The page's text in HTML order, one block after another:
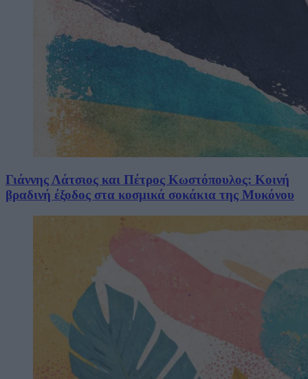
Γιάννης Λάτσιος και Πέτρος Κωστόπουλος: Κοινή
βραδινή έξοδος στα κοσμικά σοκάκια της Μυκόνου